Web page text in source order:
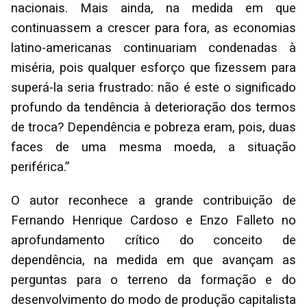
nacionais. Mais ainda, na medida em que
continuassem a crescer para fora, as economias
latino-americanas continuariam condenadas à
miséria, pois qualquer esforço que fizessem para
superá-la seria frustrado: não é este o significado
profundo da tendência à deterioração dos termos
de troca? Dependência e pobreza eram, pois, duas
faces de uma mesma moeda, a situação
periférica.”
O autor reconhece a grande contribuição de
Fernando Henrique Cardoso e Enzo Falleto no
aprofundamento crítico do conceito de
dependência, na medida em que avançam as
perguntas para o terreno da formação e do
desenvolvimento do modo de produção capitalista